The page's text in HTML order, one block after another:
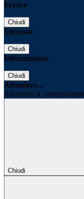
Errore
Chiudi
Successo
Chiudi
Informazione
Chiudi
Attendere...
Attendere il
Chiudi